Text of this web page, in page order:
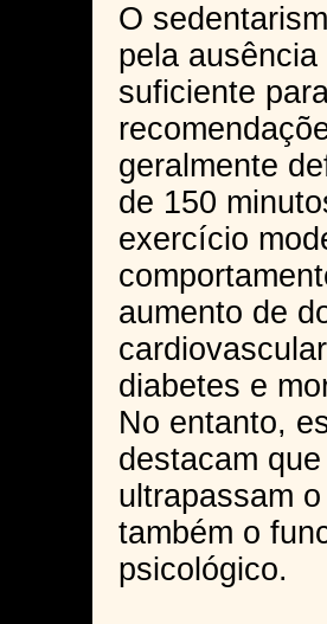
O
pela
suficiente
geralmente
de 150
exercício
aumento de
diabetes e
No entanto,
destacam
ultrapassam
também o
psicológico.